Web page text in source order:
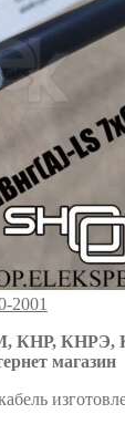
2001
КНР, КНРЭ,
магазин